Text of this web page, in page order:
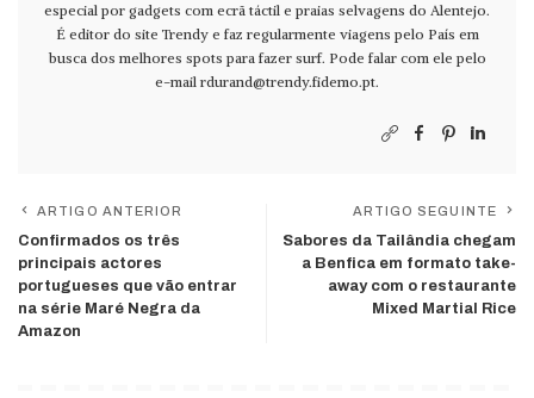
especial por gadgets com ecrã táctil e praias selvagens do Alentejo.
É editor do site Trendy e faz regularmente viagens pelo País em
busca dos melhores spots para fazer surf. Pode falar com ele pelo
e-mail rdurand@trendy.fidemo.pt.
ARTIGO ANTERIOR
Confirmados os três
principais actores
portugueses que vão entrar
na série Maré Negra da
Amazon
ARTIGO SEGUINTE
Sabores da Tailândia chegam
a Benfica em formato take-
away com o restaurante
Mixed Martial Rice